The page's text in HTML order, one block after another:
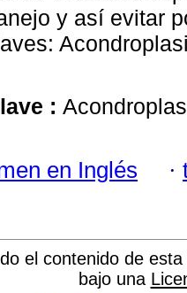
y así evitar
:
en Inglés ·
el contenido de
bajo una